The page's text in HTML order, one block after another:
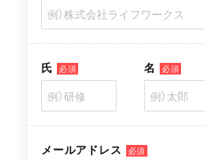
氏 必須 名 必須
メールアドレス 必須